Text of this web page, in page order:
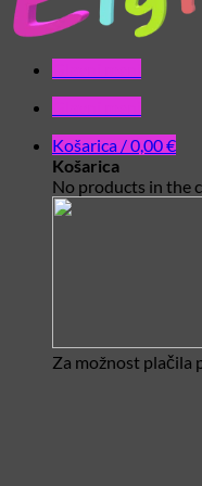
Košarica /0,00€
Košarica
No products in the
Za možnost plačila